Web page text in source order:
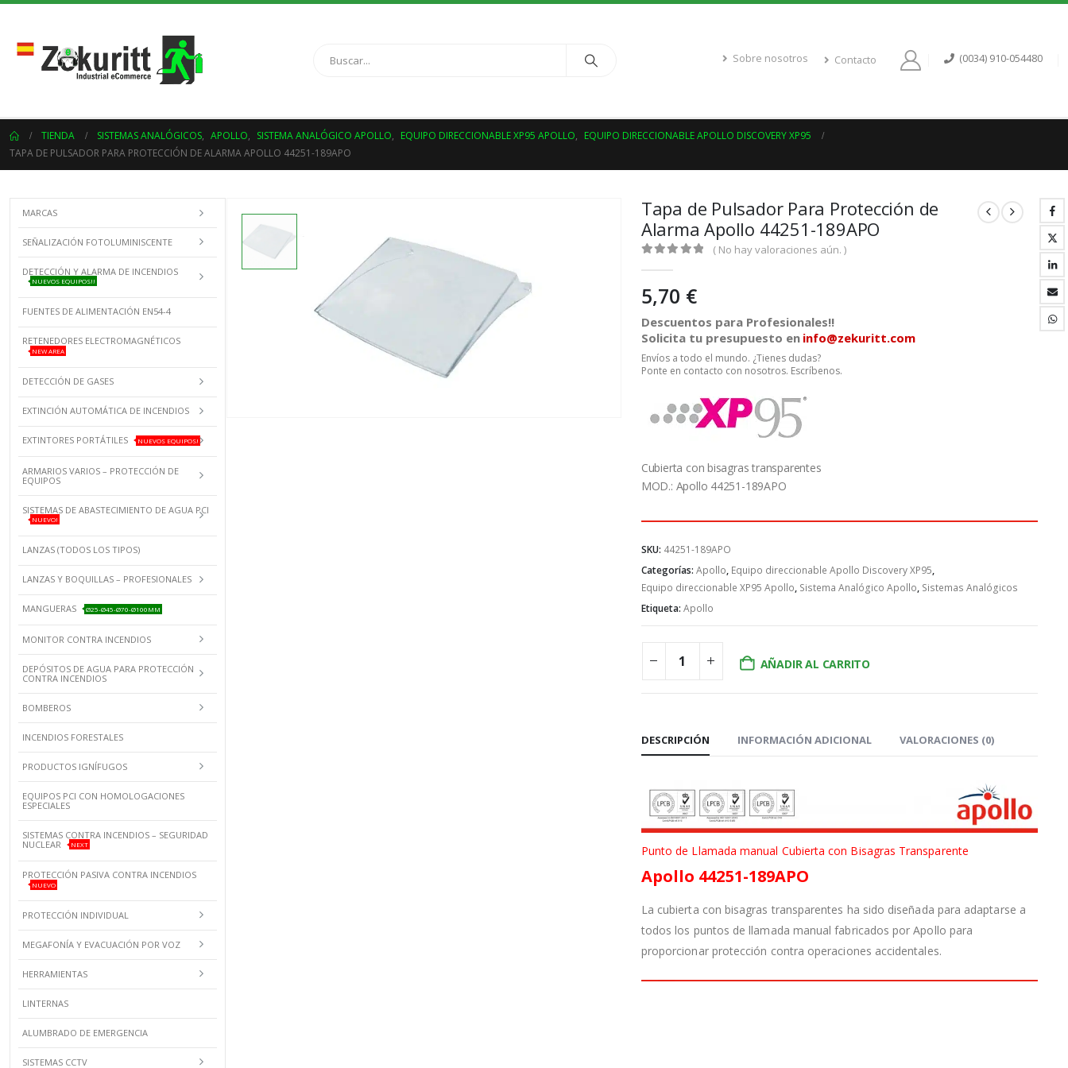
Sobre nosotros Contacto (0034) 910-054480
TIENDA SISTEMAS ANALÓGICOS, APOLLO, SISTEMA ANALÓGICO APOLLO, EQUIPO DIRECCIONABLE XP95 APOLLO, EQUIPO DIRECCIONABLE APOLLO DISCOVERY XP95
TAPA DE PULSADOR PARA PROTECCIÓN DE ALARMA APOLLO 44251-189APO
Tapa de Pulsador Para Protección de
Alarma Apollo 44251-189APO
( No hay valoraciones aún. )
5,70 €
Descuentos para Profesionales!!
Solicita tu presupuesto en info@zekuritt.com
Envíos a todo el mundo. ¿Tienes dudas?
Ponte en contacto con nosotros. Escríbenos.
Cubierta con bisagras transparentes
MOD.: Apollo 44251-189APO
SKU: 44251-189APO
Categorías: Apollo, Equipo direccionable Apollo Discovery XP95,
Equipo direccionable XP95 Apollo, Sistema Analógico Apollo, Sistemas Analógicos
Etiqueta: Apollo
AÑADIR AL CARRITO
DESCRIPCIÓN INFORMACIÓN ADICIONAL VALORACIONES (0)
Punto de Llamada manual Cubierta con Bisagras Transparente
Apollo 44251-189APO
La cubierta con bisagras transparentes ha sido diseñada para adaptarse a
todos los puntos de llamada manual fabricados por Apollo para
proporcionar protección contra operaciones accidentales.
MARCAS
SEÑALIZACIÓN FOTOLUMINISCENTE
DETECCIÓN Y ALARMA DE INCENDIOS
NUEVOS EQUIPOS!!
FUENTES DE ALIMENTACIÓN EN54-4
RETENEDORES ELECTROMAGNÉTICOS
NEW AREA
DETECCIÓN DE GASES
EXTINCIÓN AUTOMÁTICA DE INCENDIOS
EXTINTORES PORTÁTILES NUEVOS EQUIPOS!
ARMARIOS VARIOS – PROTECCIÓN DE
EQUIPOS
SISTEMAS DE ABASTECIMIENTO DE AGUA PCI
NUEVO!
LANZAS (TODOS LOS TIPOS)
LANZAS Y BOQUILLAS – PROFESIONALES
MANGUERAS Ø25-Ø45-Ø70-Ø100MM
MONITOR CONTRA INCENDIOS
DEPÓSITOS DE AGUA PARA PROTECCIÓN
CONTRA INCENDIOS
BOMBEROS
INCENDIOS FORESTALES
PRODUCTOS IGNÍFUGOS
EQUIPOS PCI CON HOMOLOGACIONES
ESPECIALES
SISTEMAS CONTRA INCENDIOS – SEGURIDAD
NUCLEAR
NEXT
PROTECCIÓN PASIVA CONTRA INCENDIOS
NUEVO
PROTECCIÓN INDIVIDUAL
MEGAFONÍA Y EVACUACIÓN POR VOZ
HERRAMIENTAS
LINTERNAS
ALUMBRADO DE EMERGENCIA
SISTEMAS CCTV